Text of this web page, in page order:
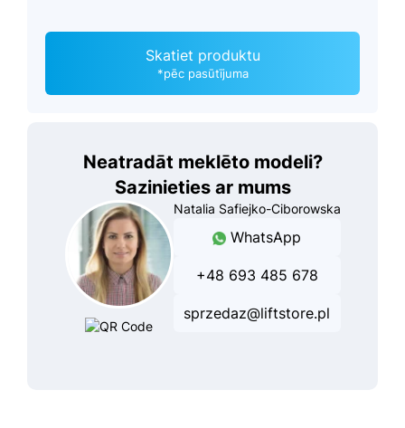
Skatiet produktu
*pēc pasūtījuma
Neatradāt meklēto modeli?
Sazinieties ar mums
Natalia Safiejko-Ciborowska
WhatsApp
+48 693 485 678
sprzedaz@liftstore.pl